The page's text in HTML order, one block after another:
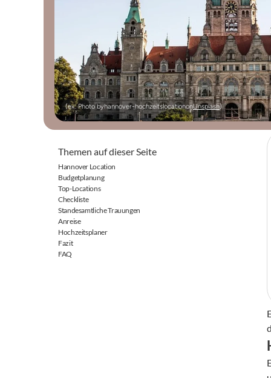
(ex: Photo byhannover-hochzeitslocationonUnsplash)
Themen auf dieser Seite
Hannover Location
Budgetplanung
Top-Locations
Checkliste
Standesamtliche Trauungen
Anreise
Hochzeitsplaner
Fazit
FAQ